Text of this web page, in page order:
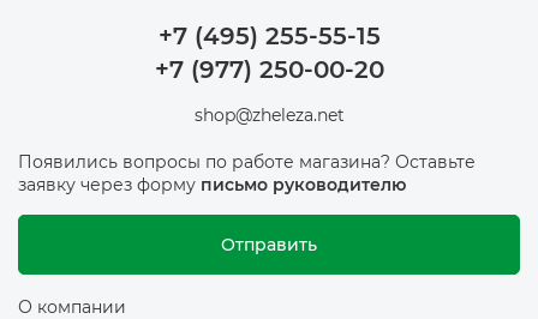
+7 (495) 255-55-15
+7 (977) 250-00-20
shop@zheleza.net
Появились вопросы по работе магазина? Оставьте
заявку через форму письмо руководителю
Отправить
О компании